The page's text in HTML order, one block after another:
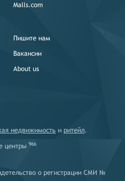
Malls.com
Пишите нам
Вакансии
About us
недвижимость и ритейл.
центры 966
о регистрации СМИ №